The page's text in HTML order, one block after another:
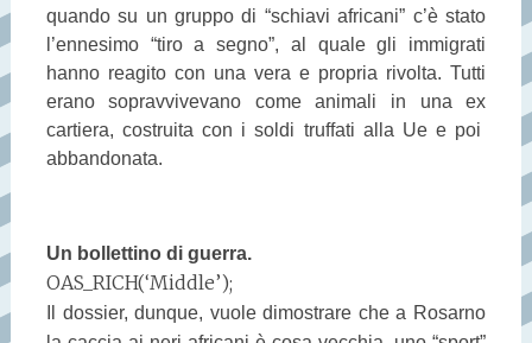
quando su un gruppo di “schiavi africani” c’è stato
l’ennesimo “tiro a segno”, al quale gli immigrati
hanno reagito con una vera e propria rivolta. Tutti
erano sopravvivevano come animali in una ex
cartiera, costruita con i soldi truffati alla Ue e poi
abbandonata.
Un bollettino di guerra.
OAS_RICH(‘Middle’);
Il dossier, dunque, vuole dimostrare che a Rosarno